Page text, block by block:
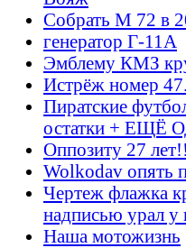
Собрать М 72 в
генератор Г-11А
Эмблему КМЗ
Истрёж номер
Пиратские
остатки + ЕЩЁ
Оппозиту 27
Wolkodav опять
Чертеж флажка
надписью урал у
Наша мотожизнь